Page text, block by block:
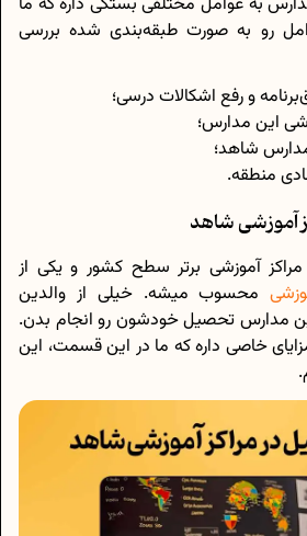
رو به صورت طبقه‌بندی شده بررسی
و رفع اشکالات درسی؛
این مدارس؛
شاهد؛
منطقه.
آموزشی شاهد
آموزشی برتر سطح کشور و یکی از
محسوب میشه. خیلی از والدین
مدارس تحصیل خودشون رو انجام بدن.
خاصی داره که ما در این قسمت، این